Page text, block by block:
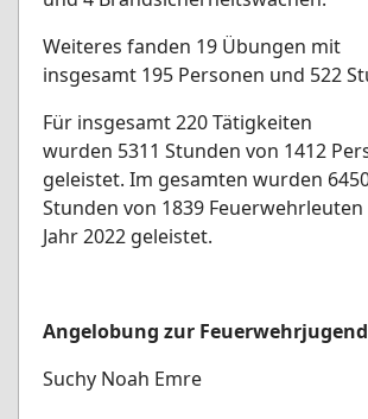
Weiteres fanden 19 Übungen mit
insgesamt 195 Personen und 522
Für insgesamt 220 Tätigkeiten
wurden 5311 Stunden von 1412
geleistet. Im gesamten wurden
Stunden von 1839 Feuerwehrleuten
Jahr 2022 geleistet.
Angelobung zur Feuerwehrjugend
Suchy Noah Emre